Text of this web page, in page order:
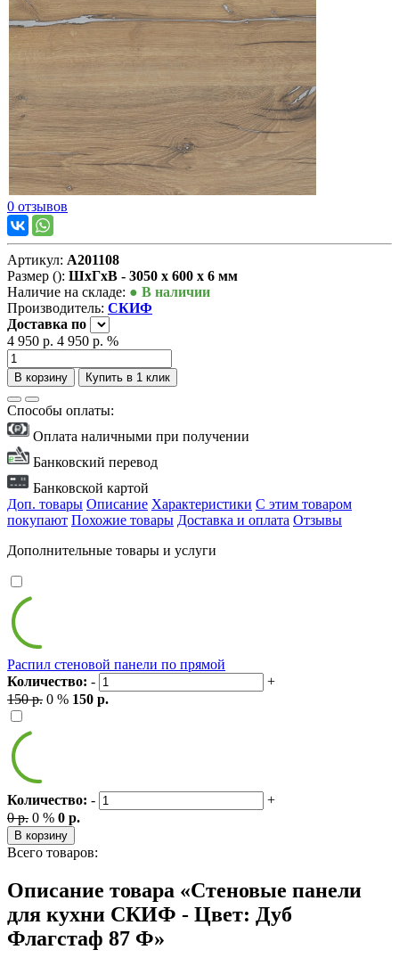
0 отзывов
Артикул: А201108
Размер (): ШxГxВ - 3050 x 600 x 6 мм
Наличие на складе: ● В наличии
Производитель: СКИФ
Доставка по
4 950 р. 4 950 р. %
В корзину Купить в 1 клик
Способы оплаты:
Оплата наличными при получении
Банковский перевод
Банковской картой
Доп. товары Описание Характеристики С этим товаром
покупают Похожие товары Доставка и оплата Отзывы
Дополнительные товары и услуги
Распил стеновой панели по прямой
Количество: -
+
150 р. 0 % 150 р.
Количество: -
+
0 р. 0 % 0 р.
В корзину
Всего товаров:
Описание товара «Стеновые панели
для кухни СКИФ - Цвет: Дуб
Флагстаф 87 Ф»